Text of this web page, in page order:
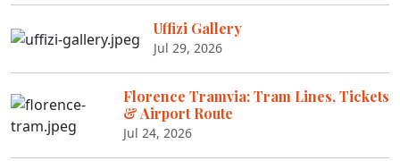
Uffizi Gallery
Jul 29, 2026
Florence Tramvia: Tram Lines, Tickets
& Airport Route
Jul 24, 2026